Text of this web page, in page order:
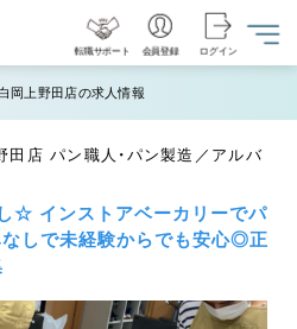
転職サポート 会員登録 ログイン
岡上野田店の求人情報
店 パン職人・パン製造／アルバ
☆ インストアベーカリーでパ
なしで未経験からでも安心◎正